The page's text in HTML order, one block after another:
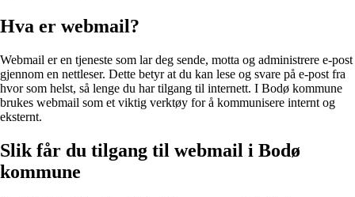
Hva er webmail?
Webmail er en tjeneste som lar deg sende, motta og administrere e-post
gjennom en nettleser. Dette betyr at du kan lese og svare på e-post fra
hvor som helst, så lenge du har tilgang til internett. I Bodø kommune
brukes webmail som et viktig verktøy for å kommunisere internt og
eksternt.
Slik får du tilgang til webmail i Bodø
kommune